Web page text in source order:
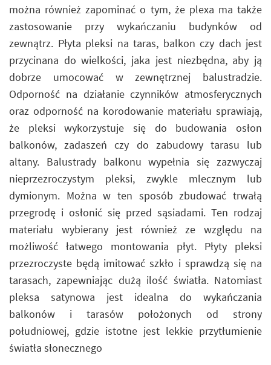
można również zapominać o tym, że plexa ma także
zastosowanie przy wykańczaniu budynków od
zewnątrz. Płyta pleksi na taras, balkon czy dach jest
przycinana do wielkości, jaka jest niezbędna, aby ją
dobrze umocować w zewnętrznej balustradzie.
Odporność na działanie czynników atmosferycznych
oraz odporność na korodowanie materiału sprawiają,
że pleksi wykorzystuje się do budowania osłon
balkonów, zadaszeń czy do zabudowy tarasu lub
altany. Balustrady balkonu wypełnia się zazwyczaj
nieprzezroczystym pleksi, zwykle mlecznym lub
dymionym. Można w ten sposób zbudować trwałą
przegrodę i osłonić się przed sąsiadami. Ten rodzaj
materiału wybierany jest również ze względu na
możliwość łatwego montowania płyt. Płyty pleksi
przezroczyste będą imitować szkło i sprawdzą się na
tarasach, zapewniając dużą ilość światła. Natomiast
pleksa satynowa jest idealna do wykańczania
balkonów i tarasów położonych od strony
południowej, gdzie istotne jest lekkie przytłumienie
światła słonecznego